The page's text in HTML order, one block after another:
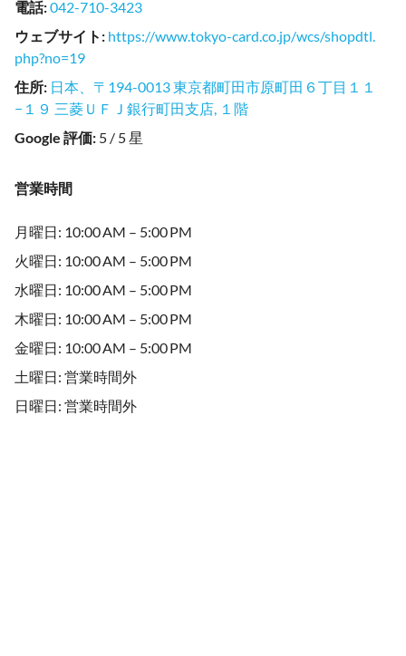
電話:042-710-3423
ウェブサイト : https://www.tokyo-card.co.jp/wcs/shopdtl.
php?no=19
住所: 日本、〒194-0013 東京都町田市原町田６丁目１１
−１９ 三菱ＵＦＪ銀行町田支店, １階
Google 評価: 5 / 5 星
営業時間
月曜日: 10:00 AM – 5:00 PM
火曜日: 10:00 AM – 5:00 PM
水曜日: 10:00 AM – 5:00 PM
木曜日: 10:00 AM – 5:00 PM
金曜日: 10:00 AM – 5:00 PM
土曜日: 営業時間外
日曜日: 営業時間外